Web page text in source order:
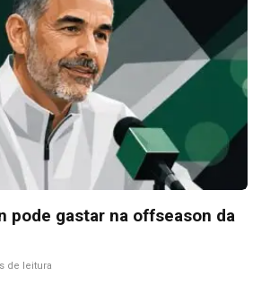
pode gastar na offseason da
de leitura